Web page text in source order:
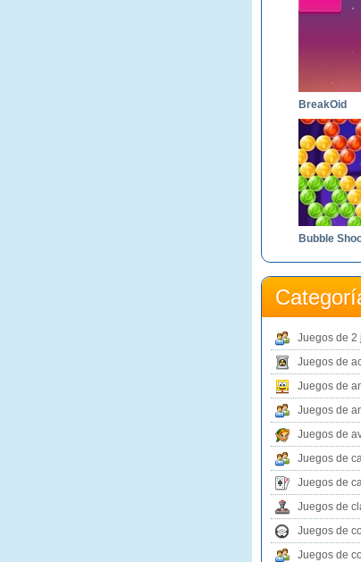
BreakOid
Juegos de 2
Juegos de
Juegos de
Juegos de
Juegos de
Juegos de
Juegos de
Juegos de
Juegos de
Juegos de